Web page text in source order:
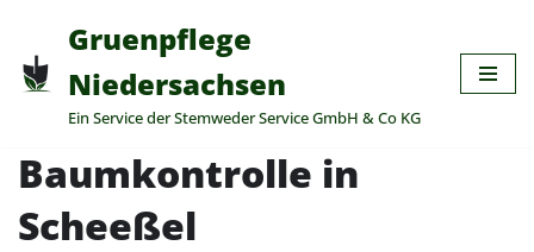
Zum
Inhalt
springen
Gruenpflege
Niedersachsen
Ein Service der Stemweder Service GmbH & Co KG
Baumkontrolle in
Scheeßel